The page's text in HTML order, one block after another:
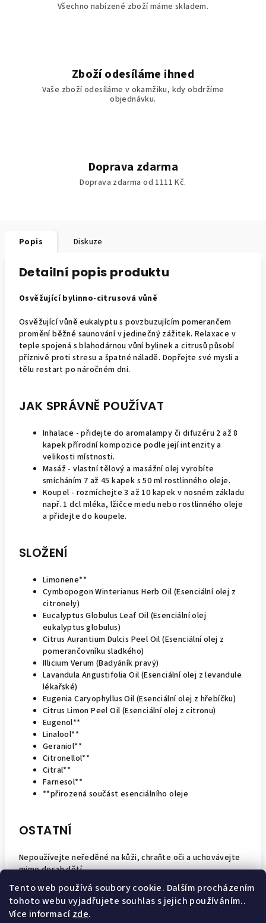
Tento web používá soubory cookie. Dalším procházením
tohoto webu vyjadřujete souhlas s jejich používáním..
Více informacízde.
Všechno nabízené zboží máme skladem.
Zboží odesíláme ihned
Vaše zboží odesíláme v okamžiku, kdy obdržíme
objednávku.
Doprava zdarma
Doprava zdarma od 1111 Kč.
Popis Diskuze
Detailní popis produktu
Osvěžující bylinno-citrusová vůně
Osvěžující vůně eukalyptu s povzbuzujícím pomerančem
promění běžné saunování v jedinečný zážitek. Relaxace v
teple spojená s blahodárnou vůní bylinek a citrusů působí
příznivě proti stresu a špatné náladě. Dopřejte své mysli a
tělu restart po náročném dni.
JAK SPRÁVNĚ POUŽÍVAT
Inhalace - přidejte do aromalampy či difuzéru 2 až 8
kapek přírodní kompozice podle její intenzity a
velikosti místnosti.
Masáž - vlastní tělový a masážní olej vyrobíte
smícháním 7 až 45 kapek s 50 ml rostlinného oleje.
Koupel - rozmíchejte 3 až 10 kapek v nosném základu
např. 1 dcl mléka, lžičce medu nebo rostlinného oleje
a přidejte do koupele.
SLOŽENÍ
Limonene**
Cymbopogon Winterianus Herb Oil (Esenciální olej z
citronely)
Eucalyptus Globulus Leaf Oil (Esenciální olej
eukalyptus globulus)
Citrus Aurantium Dulcis Peel Oil (Esenciální olej z
pomerančovníku sladkého)
Illicium Verum (Badyáník pravý)
Lavandula Angustifolia Oil (Esenciální olej z levandule
lékařské)
Eugenia Caryophyllus Oil (Esenciální olej z hřebíčku)
Citrus Limon Peel Oil (Esenciální olej z citronu)
Eugenol**
Linalool**
Geraniol**
Citronellol**
Citral**
Farnesol**
**přirozená součást esenciálního oleje
OSTATNÍ
Nepoužívejte neředěné na kůži, chraňte oči a uchovávejte
mimo dosah dětí.